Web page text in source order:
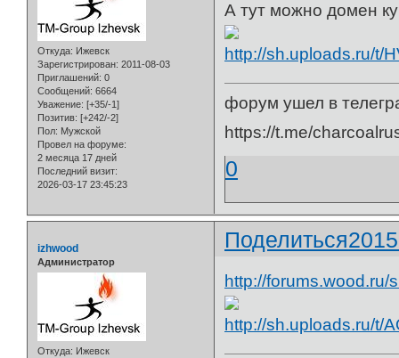
Откуда: Ижевск
Зарегистрирован: 2011-08-03
Приглашений: 0
Сообщений: 6664
Уважение: [+35/-1]
Позитив: [+242/-2]
Пол: Мужской
Провел на форуме:
2 месяца 17 дней
Последний визит:
2026-03-17 23:45:23
А тут можно домен
форум ушел в
https://t.me/
0
Поделиться
izhwood
Администратор
Откуда: Ижевск
http://